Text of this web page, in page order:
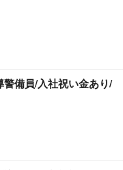
備員/入社祝い金あり/